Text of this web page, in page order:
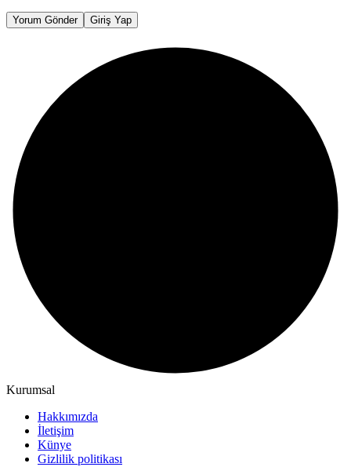
Yorum Gönder Giriş Yap
Kurumsal
Hakkımızda
İletişim
Künye
Gizlilik politikası